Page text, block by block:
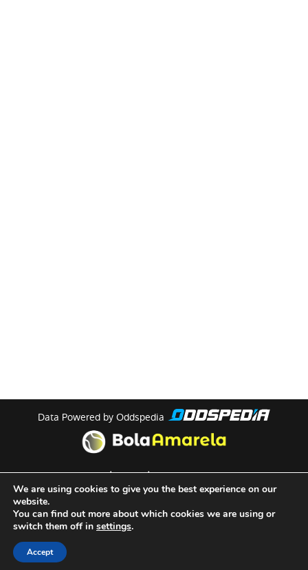
Data Powered by Oddspedia
theme bymeow
We are using cookies to give you the best experience on our
website.
You can find out more about which cookies we are using or
switch them off in settings.
Accept